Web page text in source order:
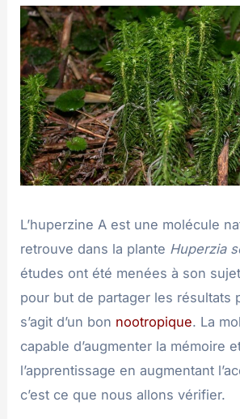
L’huperzine A est une molécule
retrouve dans la plante Huperzia
études ont été menées à son
pour but de partager les résultats
s’agit d’un bon nootropique. La
capable d’augmenter la mémoire
l’apprentissage en augmentant
c’est ce que nous allons vérifier.